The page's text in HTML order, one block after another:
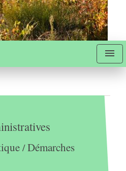
menu
/Démarches